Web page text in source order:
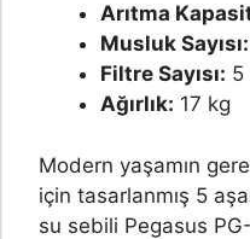
Arıtma
Musluk Sayısı:
Filtre Sayısı: 5
Ağırlık: 17 kg
Modern yaşamın
için tasarlanmış 5
su sebili Pegasus